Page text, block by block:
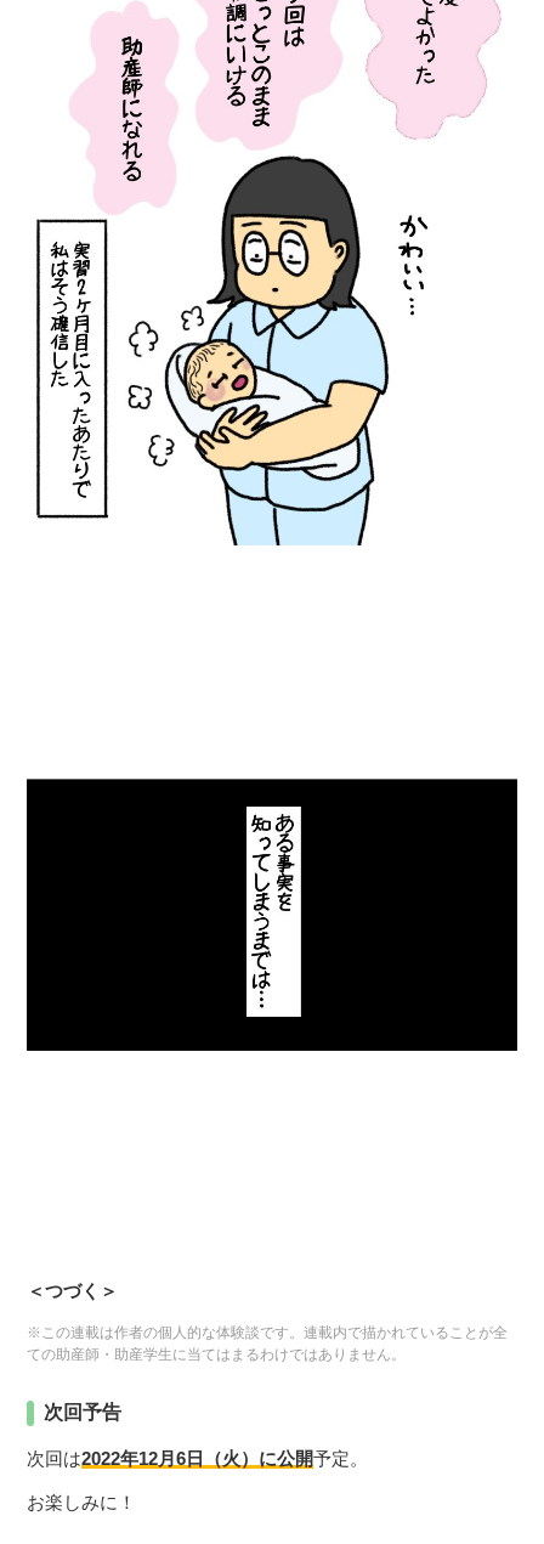
＜つづく＞
※この連載は作者の個人的な体験談です。連載内で描かれていることが全
ての助産師・助産学生に当てはまるわけではありません。
次回予告
次回は2022年12月6日（火）に公開予定。
お楽しみに！